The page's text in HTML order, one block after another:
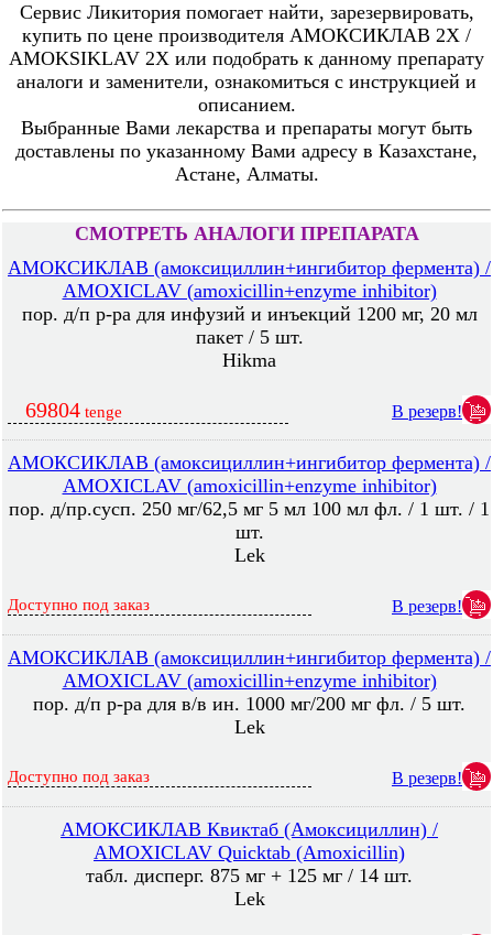
Сервис Ликитория помогает найти, зарезервировать,
купить по цене производителя АМОКСИКЛАВ 2X /
AMOKSIKLAV 2X или подобрать к данному препарату
аналоги и заменители, ознакомиться с инструкцией и
описанием.
Выбранные Вами лекарства и препараты могут быть
доставлены по указанному Вами адресу в Казахстане,
Астане, Алматы.
СМОТРЕТЬ АНАЛОГИ ПРЕПАРАТА
АМОКСИКЛАВ (амоксициллин+ингибитор фермента) /
AMOXICLAV (amoxicillin+enzyme inhibitor)
пор. д/п р-ра для инфузий и инъекций 1200 мг, 20 мл
пакет / 5 шт.
Hikma
69804 tenge В резерв!
АМОКСИКЛАВ (амоксициллин+ингибитор фермента) /
AMOXICLAV (amoxicillin+enzyme inhibitor)
пор. д/пр.сусп. 250 мг/62,5 мг 5 мл 100 мл фл. / 1 шт. / 1
шт.
Lek
Доступно под заказ В резерв!
АМОКСИКЛАВ (амоксициллин+ингибитор фермента) /
AMOXICLAV (amoxicillin+enzyme inhibitor)
пор. д/п р-ра для в/в ин. 1000 мг/200 мг фл. / 5 шт.
Lek
Доступно под заказ В резерв!
АМОКСИКЛАВ Квиктаб (Амоксициллин) /
AMOXICLAV Quicktab (Amoxicillin)
табл. дисперг. 875 мг + 125 мг / 14 шт.
Lek